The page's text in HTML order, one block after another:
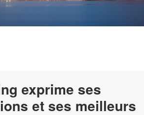
exprime ses
et ses meilleurs